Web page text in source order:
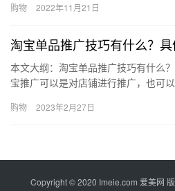
情况…
购物 2022年11月21日
淘宝单品推广技巧有什么？
本文大纲：淘宝单品推广技巧有什么
宝推广可以是对店铺进行推广，也可
技巧…
购物 2023年2月27日
Copyright © 2020 Imeie.com 爱美网